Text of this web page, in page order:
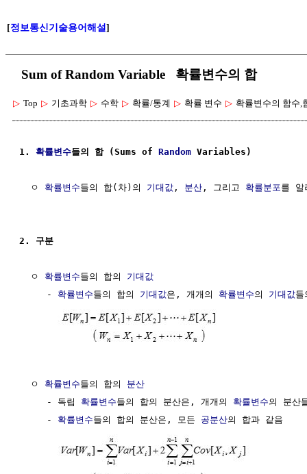
[정보통신기술용어해설]
Sum of Random Variable 확률변수의 합
▷ Top ▷ 기초과학 ▷ 수학 ▷ 확률/통계 ▷ 확률 변수 ▷ 확률변수의 함수,
1. 확률변수들의 합 (Sums of Random Variables)
  ㅇ
확률변수들의 합(차)의 기대값 , 분산 , 그리고 확률분포를 알
2. 구분
  ㅇ
확률변수들의 합의 기대값
     -
확률변수들의 합의 기대값은, 개개의 확률변수의 기대값
  ㅇ
확률변수들의 합의 분산
     - 독립
확률변수들의 합의 분산은, 개개의 확률변수의 분산
     -
확률변수들의 합의 분산은, 모든 공분산의 합과 같음